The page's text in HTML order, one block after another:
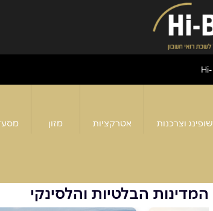
שופינג וצרכנות אטרקציות מזון
המדינות הבלטיות והלסינקי